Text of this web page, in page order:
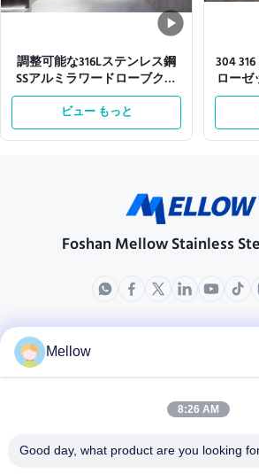
調整可能な316Lステンレス鋼
SSアルミラワードローブクロ
ーゼット（ハンギング＆スト
レージ付き）
ビュー もっと
304
ロー
Foshan Mellow Stainless
製品
企業紹
生産現場
場合
Mellow
8:26 AM
Good day, what product are you looking